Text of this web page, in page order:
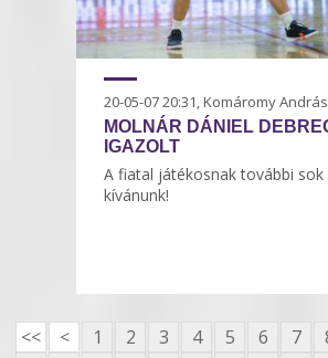
20-05-07 20:31, Komáromy András
MOLNÁR DÁNIEL
IGAZOLT
A fiatal játékosnak további sok
kívánunk!
<< < 1 2 3 4 5 6 7